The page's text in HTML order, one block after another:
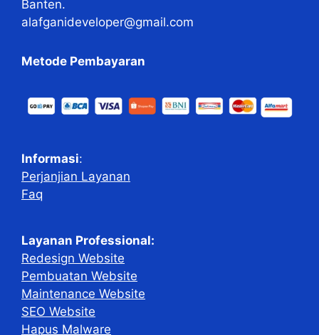
Banten.
alafganideveloper@gmail.com
Metode Pembayaran
Informasi:
Perjanjian Layanan
Faq
Layanan Professional:
Redesign Website
Pembuatan Website
Maintenance Website
SEO Website
Hapus Malware